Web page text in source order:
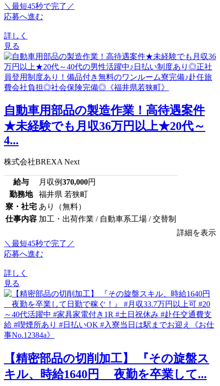
＼最短45秒で完了／
応募へ進む
詳しく
見る
自動車用部品の製造作業！高待遇案件
★未経験でも月収36万円以上★20代～
4...
株式会社BREXA Next
給与 月収例370,000円
勤務地
福井県 若狭町
寮・社宅 あり（無料）
仕事内容 加工・出荷作業 / 自動車系工場 / 交替制
詳細を表示
＼最短45秒で完了／
応募へ進む
詳しく
見る
【精密部品の切削加工】 『その旋盤ス
キル、時給1640円 夜勤を卒業して...